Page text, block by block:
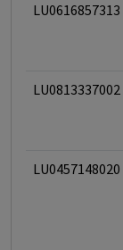
LU0616857313
LU0813337002
LU0457148020